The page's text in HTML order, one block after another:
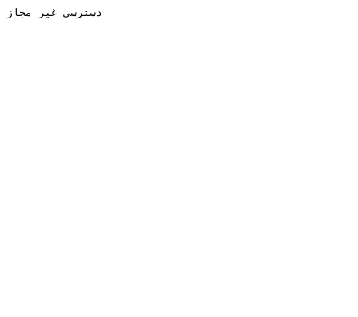
دسترسی غیر مجاز